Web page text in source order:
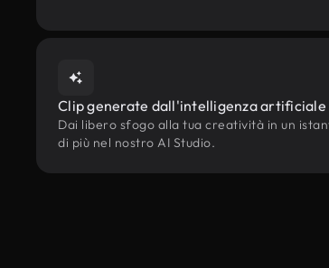
Clip generate dall'intelligenza artificiale
Dai libero sfogo alla tua creatività in un
di più nel nostro AI Studio.